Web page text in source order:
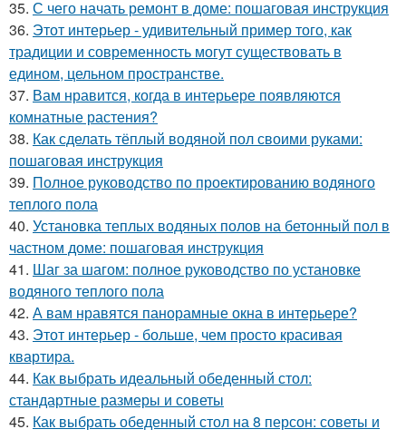
35. С чего начать ремонт в доме: пошаговая инструкция
36. Этот интерьер - удивительный пример того, как
традиции и современность могут существовать в
едином, цельном пространстве.
37. Вам нравится, когда в интерьере появляются
комнатные растения?
38. Как сделать тёплый водяной пол своими руками:
пошаговая инструкция
39. Полное руководство по проектированию водяного
теплого пола
40. Установка теплых водяных полов на бетонный пол в
частном доме: пошаговая инструкция
41. Шаг за шагом: полное руководство по установке
водяного теплого пола
42. А вам нравятся панорамные окна в интерьере?
43. Этот интерьер - больше, чем просто красивая
квартира.
44. Как выбрать идеальный обеденный стол:
стандартные размеры и советы
45. Как выбрать обеденный стол на 8 персон: советы и